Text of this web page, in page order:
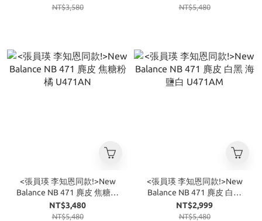
NT$3,580 NT$5,480
<張員瑛 李知恩同款!>New
Balance NB 471 麂皮 焦糖粉
橘 U471AN
NT$3,480
NT$5,480
<張員瑛 李知恩同款!>New
Balance NB 471 麂皮 白黑
海鹽白 U471AM
NT$2,999
NT$5,480